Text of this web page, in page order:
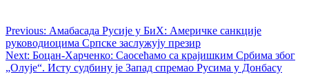
Previous: Амабасада Русије у БиХ: Америчке санкције
руководиоцима Српске заслужују презир
Next: Боцан-Харченко: Саосећамо са крајишким Србима због
„Олује“. Исту судбину је Запад спремао Русима у Донбасу